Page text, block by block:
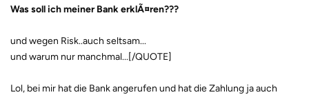
Was soll ich meiner Bank erklÃ¤ren???
und wegen Risk..auch seltsam...
und warum nur manchmal...[/QUOTE]
Lol, bei mir hat die Bank angerufen und hat die Zahlung ja auch